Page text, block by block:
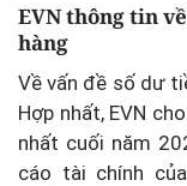
EVN thông tin
hàng
Về vấn đề số dư
Hợp nhất, EVN
nhất cuối năm
cáo tài chính